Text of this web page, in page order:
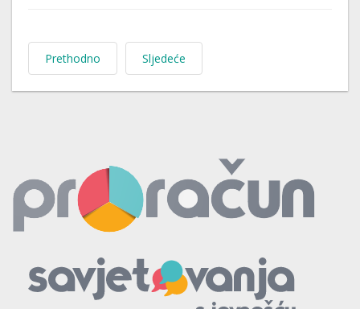
Prethodno Sljedeće